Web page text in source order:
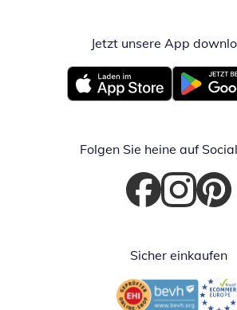
Jetzt unsere App
Öffnet in neuem Fenster
Öffnet in
Folgen Sie heine auf
Öffnet in neuem
Öffnet inÖffnet
Sicher einkaufen